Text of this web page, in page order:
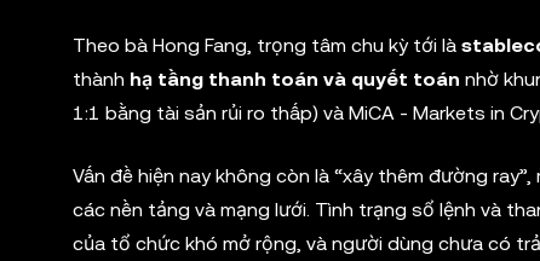
Theo bà Hong Fang, trọng tâm chu kỳ tới là
thành hạ tầng thanh toán và quyết toán nhờ
1:1 bằng tài sản rủi ro thấp) và MiCA - Markets in
Vấn đề hiện nay không còn là “xây thêm đường
các nền tảng và mạng lưới. Tình trạng sổ lệnh và
của tổ chức khó mở rộng, và người dùng chưa có